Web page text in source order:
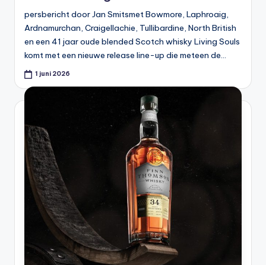
persbericht door Jan Smitsmet Bowmore, Laphroaig,
Ardnamurchan, Craigellachie, Tullibardine, North British
en een 41 jaar oude blended Scotch whisky Living Souls
komt met een nieuwe release line-up die meteen de…
1 juni 2026